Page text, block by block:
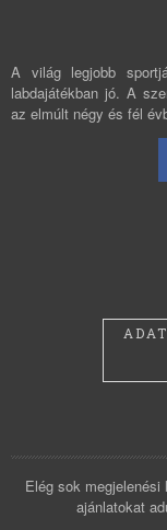
A világ legjobb
labdajátékban jó. A
az elmúlt négy és fél
Elég sok
ajánlatokat